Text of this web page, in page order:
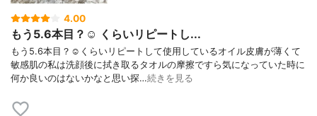
4.00
もう5.6本目？☺️ くらいリピートし...
もう5.6本目？☺️くらいリピートして使用しているオイル皮膚が薄くて
敏感肌の私は洗顔後に拭き取るタオルの摩擦ですら気になっていた時に
何か良いのはないかなと思い探…続きを見る